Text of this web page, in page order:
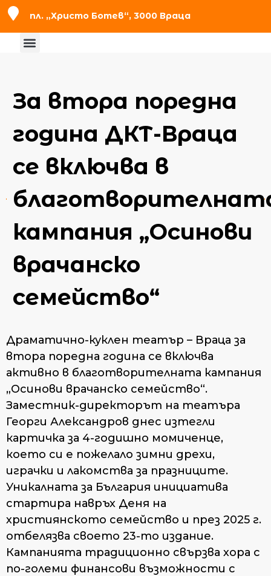
пл. „Христо Ботев“, 3000 Враца
За втора поредна
година ДКТ-Враца
се включва в
кампания „Осинови
врачанско
семейство“
Драматично-куклен театър – Враца за
втора поредна година се включва
активно в благотворителната кампания
„Осинови врачанско семейство“.
Заместник-директорът на театъра
Георги Александров днес изтегли
картичка за 4-годишно момиченце,
което си е пожелало зимни дрехи,
играчки и лакомства за празниците.
Уникалната за България инициатива
стартира навръх Деня на
християнското семейство и през 2025 г.
отбелязва своето 23-то издание.
Кампанията традиционно свързва хора с
по-големи финансови възможности с